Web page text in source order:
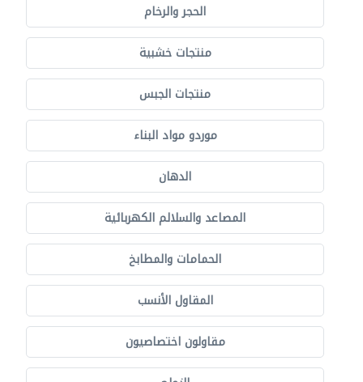
الحجر والرخام
منتجات خشبية
منتجات الجبس
موردو مواد البناء
الدهان
المصاعد والسلالم الكهربائية
الحمامات والمطابخ
المقاول الأنسب
مقاولون اختصاصيون